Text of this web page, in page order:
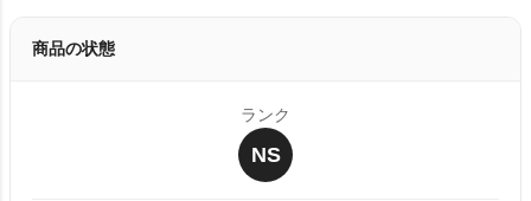
商品の状態
ランク
NS